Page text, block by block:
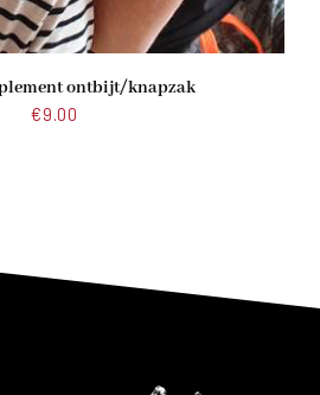
ontbijt/knapzak
€9.00